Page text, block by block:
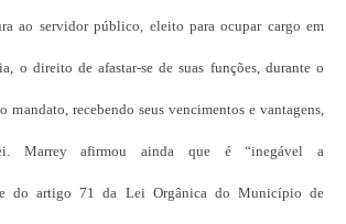
ao servidor público, eleito para ocupar cargo em
o direito de afastar-se de suas funções, durante o
mandato, recebendo seus vencimentos e vantagens,
Marrey afirmou ainda que é “inegável a
do artigo 71 da Lei Orgânica do Município de